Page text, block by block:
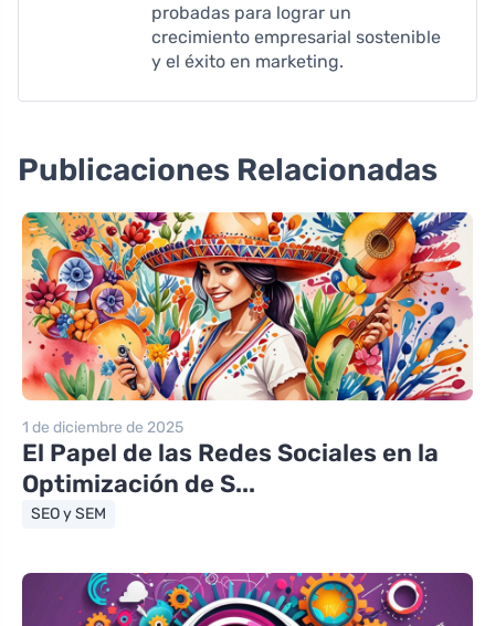
probadas para lograr un
crecimiento empresarial sostenible
y el éxito en marketing.
Publicaciones Relacionadas
1 de diciembre de 2025
El Papel de las Redes Sociales en la
Optimización de S...
SEO y SEM